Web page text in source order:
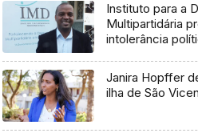
Instituto para a
Multipartidária
intolerância
Janira Hopffer
ilha de São